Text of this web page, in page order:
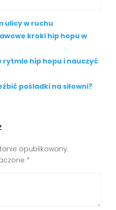
ulicy w ruchu
kroki hip hopu w
rytmie hip hopu i nauczyć
pośladki na siłowni?
opublikowany.
*